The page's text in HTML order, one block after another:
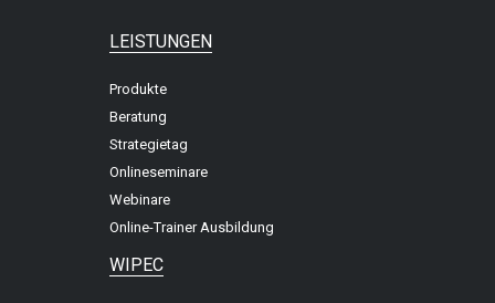
LEISTUNGEN
Produkte
Beratung
Strategietag
Onlineseminare
Webinare
Online-Trainer Ausbildung
WIPEC